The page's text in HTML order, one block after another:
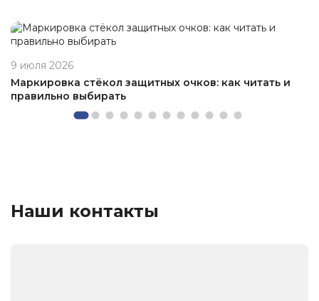
9 июля 2026
Маркировка стёкол защитных очков: как читать и
правильно выбирать
Наши контакты